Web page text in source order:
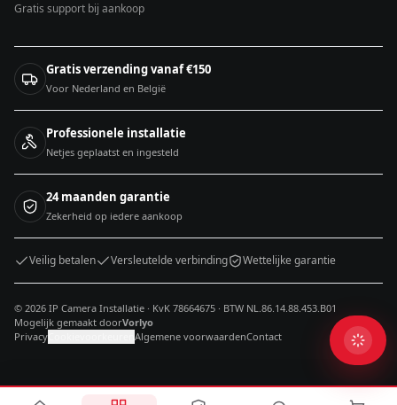
Gratis support bij aankoop
Gratis verzending vanaf €150
Voor Nederland en België
Professionele installatie
Netjes geplaatst en ingesteld
24 maanden garantie
Zekerheid op iedere aankoop
Veilig betalen Versleutelde verbinding Wettelijke garantie
© 2026 IP Camera Installatie · KvK 78664675 · BTW NL.86.14.88.453.B01
Mogelijk gemaakt doorVorlyo
Privacy
Algemene voorwaardenContact